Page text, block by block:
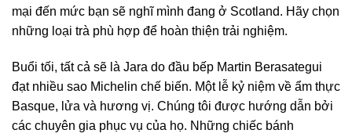
mại đến mức bạn sẽ nghĩ mình đang ở Scotland. Hãy chọn
những loại trà phù hợp để hoàn thiện trải nghiệm.
Buổi tối, tất cả sẽ là Jara do đầu bếp Martin Berasategui
đạt nhiều sao Michelin chế biến. Một lễ kỷ niệm về ẩm thực
Basque, lửa và hương vị. Chúng tôi được hướng dẫn bởi
các chuyên gia phục vụ của họ. Những chiếc bánh